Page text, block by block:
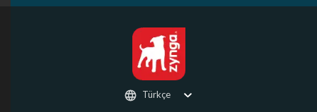
Türkçe